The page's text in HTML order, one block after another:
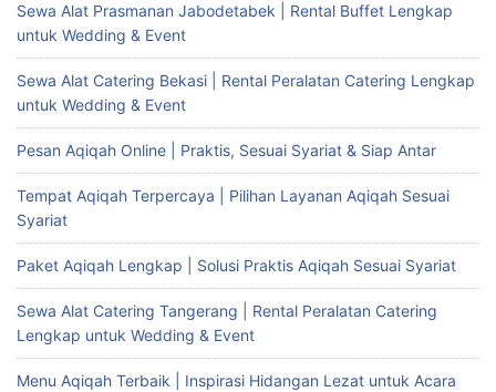
Sewa Alat Prasmanan Jabodetabek | Rental Buffet Lengkap
untuk Wedding & Event
Sewa Alat Catering Bekasi | Rental Peralatan Catering Lengkap
untuk Wedding & Event
Pesan Aqiqah Online | Praktis, Sesuai Syariat & Siap Antar
Tempat Aqiqah Terpercaya | Pilihan Layanan Aqiqah Sesuai
Syariat
Paket Aqiqah Lengkap | Solusi Praktis Aqiqah Sesuai Syariat
Sewa Alat Catering Tangerang | Rental Peralatan Catering
Lengkap untuk Wedding & Event
Menu Aqiqah Terbaik | Inspirasi Hidangan Lezat untuk Acara